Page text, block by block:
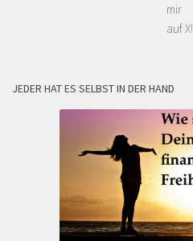
mir
auf X!
JEDER HAT ES SELBST IN DER HAND